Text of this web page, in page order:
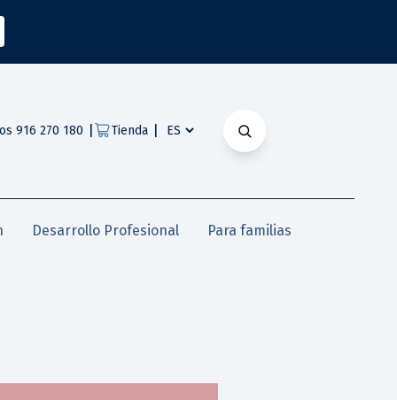
916 270 180 Tienda
Desarrollo Profesional Para familias